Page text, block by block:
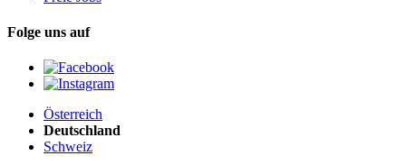
Folge uns auf
Österreich
Deutschland
Schweiz